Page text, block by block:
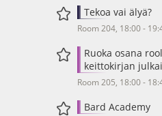
Tekoa vai älyä?
Room 204, 18:00 -
Ruoka osana
keittokirjan
Room 205, 18:00 -
Bard Academy